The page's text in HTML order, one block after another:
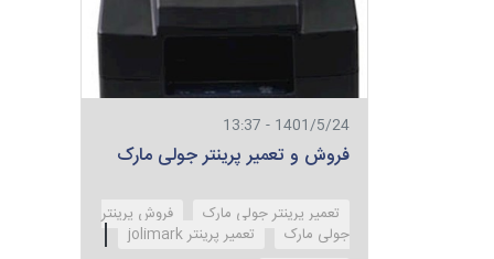
1401/5/24 - 13:37
فروش و تعمیر پرینتر جولی مارک
تعمیر پرینتر جولی مارک
فروش پرینتر
جولی مارک
تعمیر پرینتر jolimark